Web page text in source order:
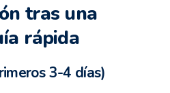
tras una
rápida
3-4 días)